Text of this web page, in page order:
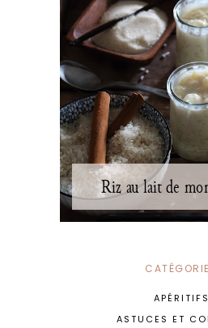
Riz au lait de
APÉRITIFS
ASTUCES ET